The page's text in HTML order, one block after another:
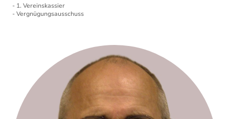
- 1. Vereinskassier
- Vergnügungsausschuss